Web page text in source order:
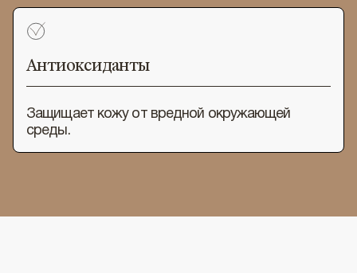
Антиоксиданты
Защищает кожу от вредной окружающей
среды.